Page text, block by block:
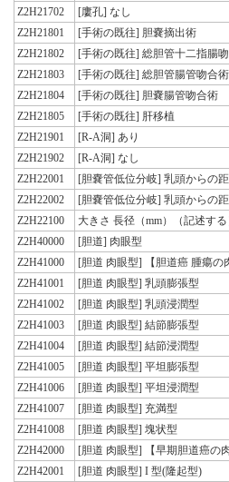
Z2H21702
[廔孔] なし
Z2H21801
[手術の既往] 胆嚢摘出術
Z2H21802
[手術の既往] 総胆管十二指腸
Z2H21803
[手術の既往] 総胆管腸管吻合術
Z2H21804
[手術の既往] 胆嚢腸管吻合術
Z2H21805
[手術の既往] 肝移植
Z2H21901
[R-A洞] あり
Z2H21902
[R-A洞] なし
Z2H22001
[胆嚢管低位分岐] 乳頭からの
Z2H22002
[胆嚢管低位分岐] 乳頭からの
Z2H22100
大きさ 長径（mm）（記述する
Z2H40000
[胆道] 肉眼型
Z2H41000
[胆道 肉眼型] 【胆道癌 腫瘍の
Z2H41001
[胆道 肉眼型] 乳頭膨張型
Z2H41002
[胆道 肉眼型] 乳頭浸潤型
Z2H41003
[胆道 肉眼型] 結節膨張型
Z2H41004
[胆道 肉眼型] 結節浸潤型
Z2H41005
[胆道 肉眼型] 平坦膨張型
Z2H41006
[胆道 肉眼型] 平坦浸潤型
Z2H41007
[胆道 肉眼型] 充満型
Z2H41008
[胆道 肉眼型] 塊状型
Z2H42000
[胆道 肉眼型] 【早期胆道癌の
Z2H42001
[胆道 肉眼型] I 型(隆起型)